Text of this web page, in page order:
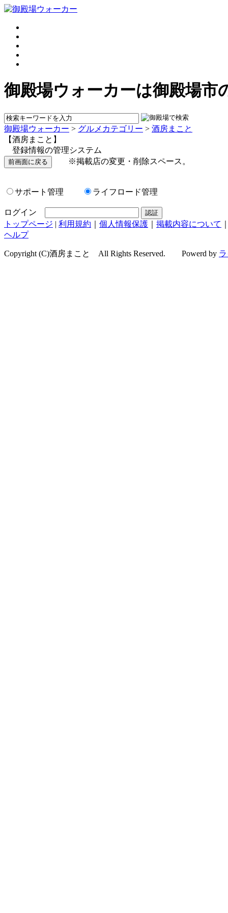
御殿場ウォーカーは御殿場市
御殿場ウォーカー > グルメカテゴリー > 酒房まこと
【酒房まこと】
登録情報の管理システム
※掲載店の変更・削除スペース。
サポート管理 ライフロード管理
ログイン
トップページ | 利用規約 個人情報保護 掲載内容について
ヘルプ
Copyright (C)酒房まこと All Rights Reserved. Powerd by